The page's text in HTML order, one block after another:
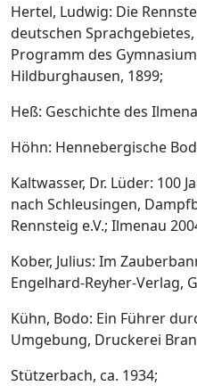
Hertel, Ludwig: Die
deutschen
Programm des
Hildburghausen, 1899;
Heß: Geschichte des
Höhn: Hennebergische
Kaltwasser, Dr. Lüder: 100
nach Schleusingen,
Rennsteig e.V.; Ilmenau
Kober, Julius: Im
Engelhard-Reyher-Verlag,
Kühn, Bodo: Ein Führer
Umgebung, Druckerei
Stützerbach, ca. 1934;